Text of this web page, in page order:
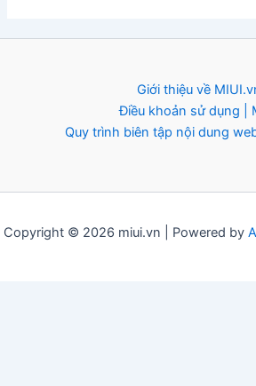
Giới thiệu về
Điều khoản sử dụng |
Quy trình biên tập nội dung
Copyright © 2026 miui.vn | Powered by